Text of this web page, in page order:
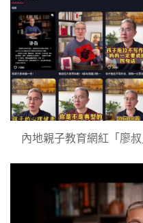
內地親子教育網紅「廖